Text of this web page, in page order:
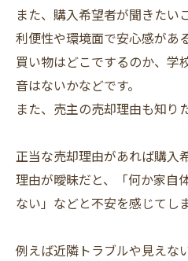
また、購入希望者が聞きたい
利便性や環境面で安心感があ
買い物はどこでするのか、学
音はないかなどです。
また、売主の売却理由も知り
正当な売却理由があれば購入
理由が曖昧だと、「何か家自
ない」などと不安を感じてし
例えば近隣トラブルや見えな